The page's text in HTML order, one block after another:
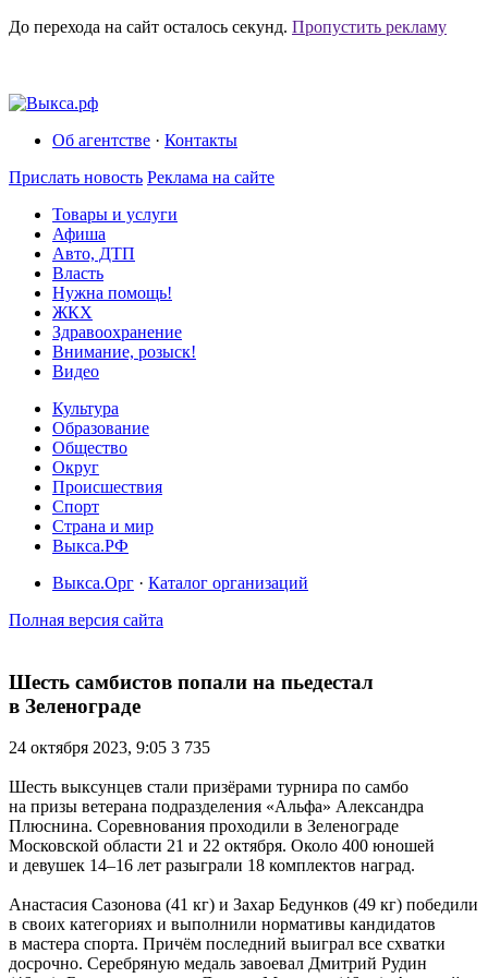
До перехода на сайт осталось секунд. Пропустить рекламу
Об агентстве · Контакты
Прислать новость Реклама на сайте
Товары и услуги
Афиша
Авто, ДТП
Власть
Нужна помощь!
ЖКХ
Здравоохранение
Внимание, розыск!
Видео
Культура
Образование
Общество
Округ
Происшествия
Спорт
Страна и мир
Выкса.РФ
Выкса.Орг · Каталог организаций
Полная версия сайта
Шесть самбистов попали на пьедестал
в Зеленограде
24 октября 2023, 9:05 3 735
Шесть выксунцев стали призёрами турнира по самбо
на призы ветерана подразделения «Альфа» Александра
Плюснина. Соревнования проходили в Зеленограде
Московской области 21 и 22 октября. Около 400 юношей
и девушек 14–16 лет разыграли 18 комплектов наград.
Анастасия Сазонова (41 кг) и Захар Бедунков (49 кг) победили
в своих категориях и выполнили нормативы кандидатов
в мастера спорта. Причём последний выиграл все схватки
досрочно. Серебряную медаль завоевал Дмитрий Рудин